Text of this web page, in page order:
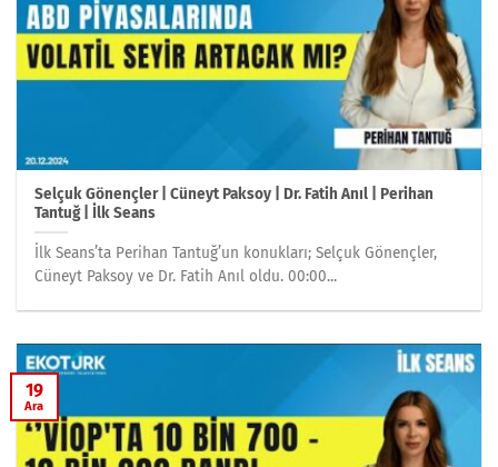
Selçuk Gönençler | Cüneyt Paksoy | Dr. Fatih Anıl | Perihan
Tantuğ | İlk Seans
İlk Seans’ta Perihan Tantuğ’un konukları; Selçuk Gönençler,
Cüneyt Paksoy ve Dr. Fatih Anıl oldu. 00:00...
19
Ara